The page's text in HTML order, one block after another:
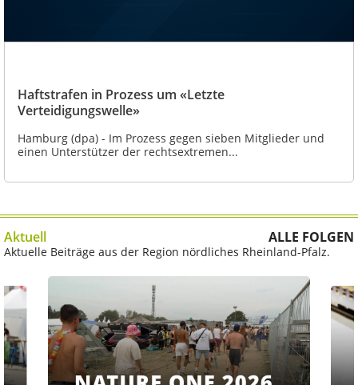
Haftstrafen in Prozess um «Letzte
Verteidigungswelle»
Hamburg (dpa) - Im Prozess gegen sieben Mitglieder und
einen Unterstützer der rechtsextremen...
Aktuell ALLE FOLGEN
Aktuelle Beiträge aus der Region nördliches Rheinland-Pfalz.